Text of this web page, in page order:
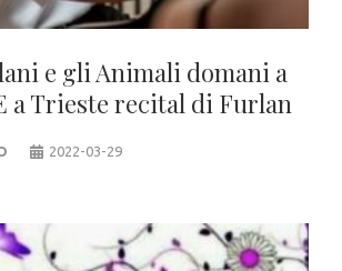
e gli Animali domani a
a Trieste recital di Furlan
2022-03-29